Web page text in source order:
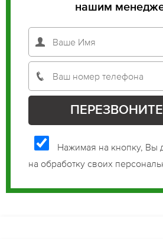
нашим
Нажимая на кнопку, Вы
на обработку своих